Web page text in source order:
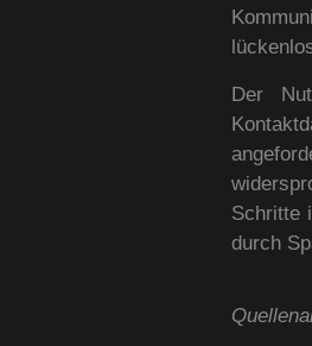
Der
Schritte
durch